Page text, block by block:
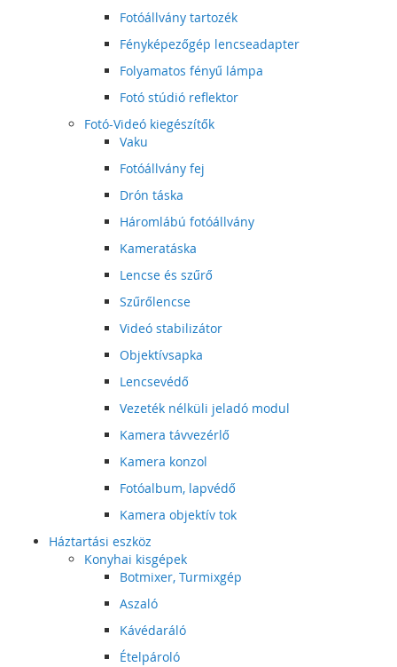
Fotóállvány tartozék
Fényképezőgép lencseadapter
Folyamatos fényű lámpa
Fotó stúdió reflektor
Fotó-Videó kiegészítők
Vaku
Fotóállvány fej
Drón táska
Háromlábú fotóállvány
Kameratáska
Lencse és szűrő
Szűrőlencse
Videó stabilizátor
Objektívsapka
Lencsevédő
Vezeték nélküli jeladó modul
Kamera távvezérlő
Kamera konzol
Fotóalbum, lapvédő
Kamera objektív tok
Háztartási eszköz
Konyhai kisgépek
Botmixer, Turmixgép
Aszaló
Kávédaráló
Ételpároló